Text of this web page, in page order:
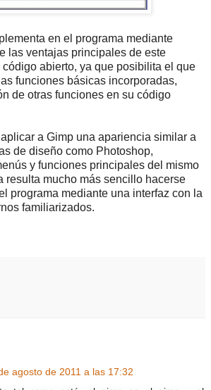
en el programa mediante
las ventajas principales de este
abierto, ya que posibilita el que
funciones básicas incorporadas,
de otras funciones en su código
a Gimp una apariencia similar a
de diseño como Photoshop,
y funciones principales del mismo
resulta mucho más sencillo hacerse
programa mediante una interfaz con la
familiarizados.
agosto de 2011 a las 17:32